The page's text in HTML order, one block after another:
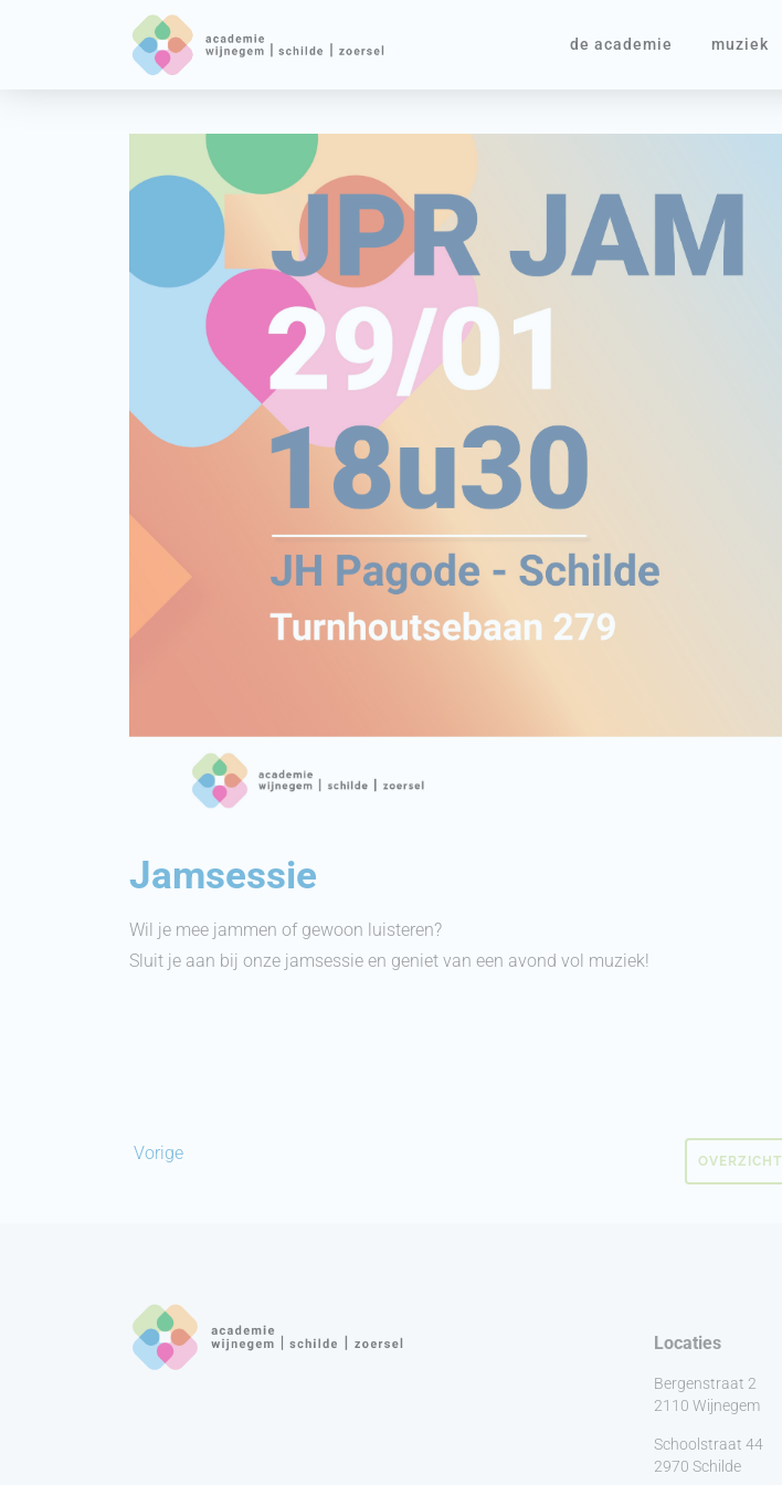
de academie muziek
Jamsessie
Wil je mee jammen of gewoon luisteren?
Sluit je aan bij onze jamsessie en geniet van een avond vol muziek!
Vorige OVERZICHT
Locaties
Bergenstraat 2
2110 Wijnegem
Schoolstraat 44
2970 Schilde